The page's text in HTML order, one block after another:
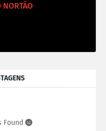
NORTÃO
Found